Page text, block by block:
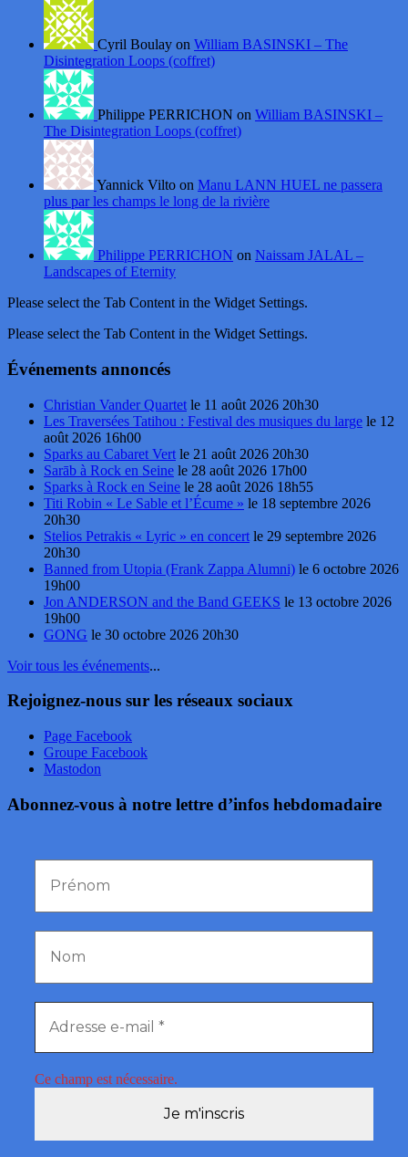
Cyril Boulay on William BASINSKI – The
Disintegration Loops (coffret)
Philippe PERRICHON on William BASINSKI –
The Disintegration Loops (coffret)
Yannick Vilto on Manu LANN HUEL ne passera
plus par les champs le long de la rivière
Philippe PERRICHON on Naissam JALAL –
Landscapes of Eternity
Please select the Tab Content in the Widget Settings.
Please select the Tab Content in the Widget Settings.
Événements annoncés
Christian Vander Quartet le 11 août 2026 20h30
Les Traversées Tatihou : Festival des musiques du large le 12
août 2026 16h00
Sparks au Cabaret Vert le 21 août 2026 20h30
Sarāb à Rock en Seine le 28 août 2026 17h00
Sparks à Rock en Seine le 28 août 2026 18h55
Titi Robin « Le Sable et l’Écume » le 18 septembre 2026
20h30
Stelios Petrakis « Lyric » en concert le 29 septembre 2026
20h30
Banned from Utopia (Frank Zappa Alumni) le 6 octobre 2026
19h00
Jon ANDERSON and the Band GEEKS le 13 octobre 2026
19h00
GONG le 30 octobre 2026 20h30
Voir tous les événements...
Rejoignez-nous sur les réseaux sociaux
Page Facebook
Groupe Facebook
Mastodon
Abonnez-vous à notre lettre d’infos hebdomadaire
Ce champ est nécessaire.